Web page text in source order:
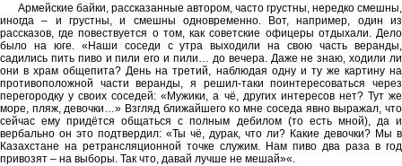
Армейские байки, рассказанные автором, часто грустны, нередко смешны,
иногда – и грустны, и смешны одновременно. Вот, например, один из
рассказов, где повествуется о том, как советские офицеры отдыхали. Дело
было на юге. «Наши соседи с утра выходили на свою часть веранды,
садились пить пиво и пили его и пили… до вечера. Даже не знаю, ходили ли
они в храм общепита? День на третий, наблюдая одну и ту же картину на
противоположной части веранды, я решил-таки поинтересоваться через
перегородку у своих соседей: «Мужики, а чё, других интересов нет? Тут же
море, пляж, девочки…» Взгляд ближайшего ко мне соседа явно выражал, что
сейчас ему придётся общаться с полным дебилом (то есть мной), да и
вербально он это подтвердил: «Ты чё, дурак, что ли? Какие девочки? Мы в
Казахстане на ретрансляционной точке служим. Нам пиво два раза в год
привозят – на выборы. Так что, давай лучше не мешай»«.